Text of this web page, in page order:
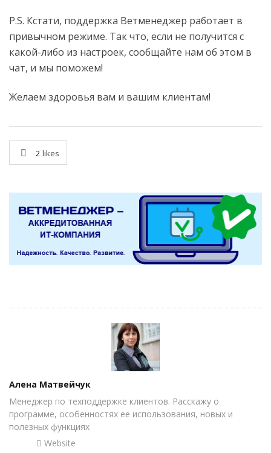
P.S. Кстати, поддержка Ветменеджер работает в
привычном режиме. Так что, если не получится с
какой-либо из настроек, сообщайте нам об этом в
чат, и мы поможем!
Желаем здоровья вам и вашим клиентам!
2 likes
Author
Алена Матвейчук
Менеджер по техподдержке клиентов. Расскажу о
программе, особенностях ее использования, новых и
полезных функциях
Website